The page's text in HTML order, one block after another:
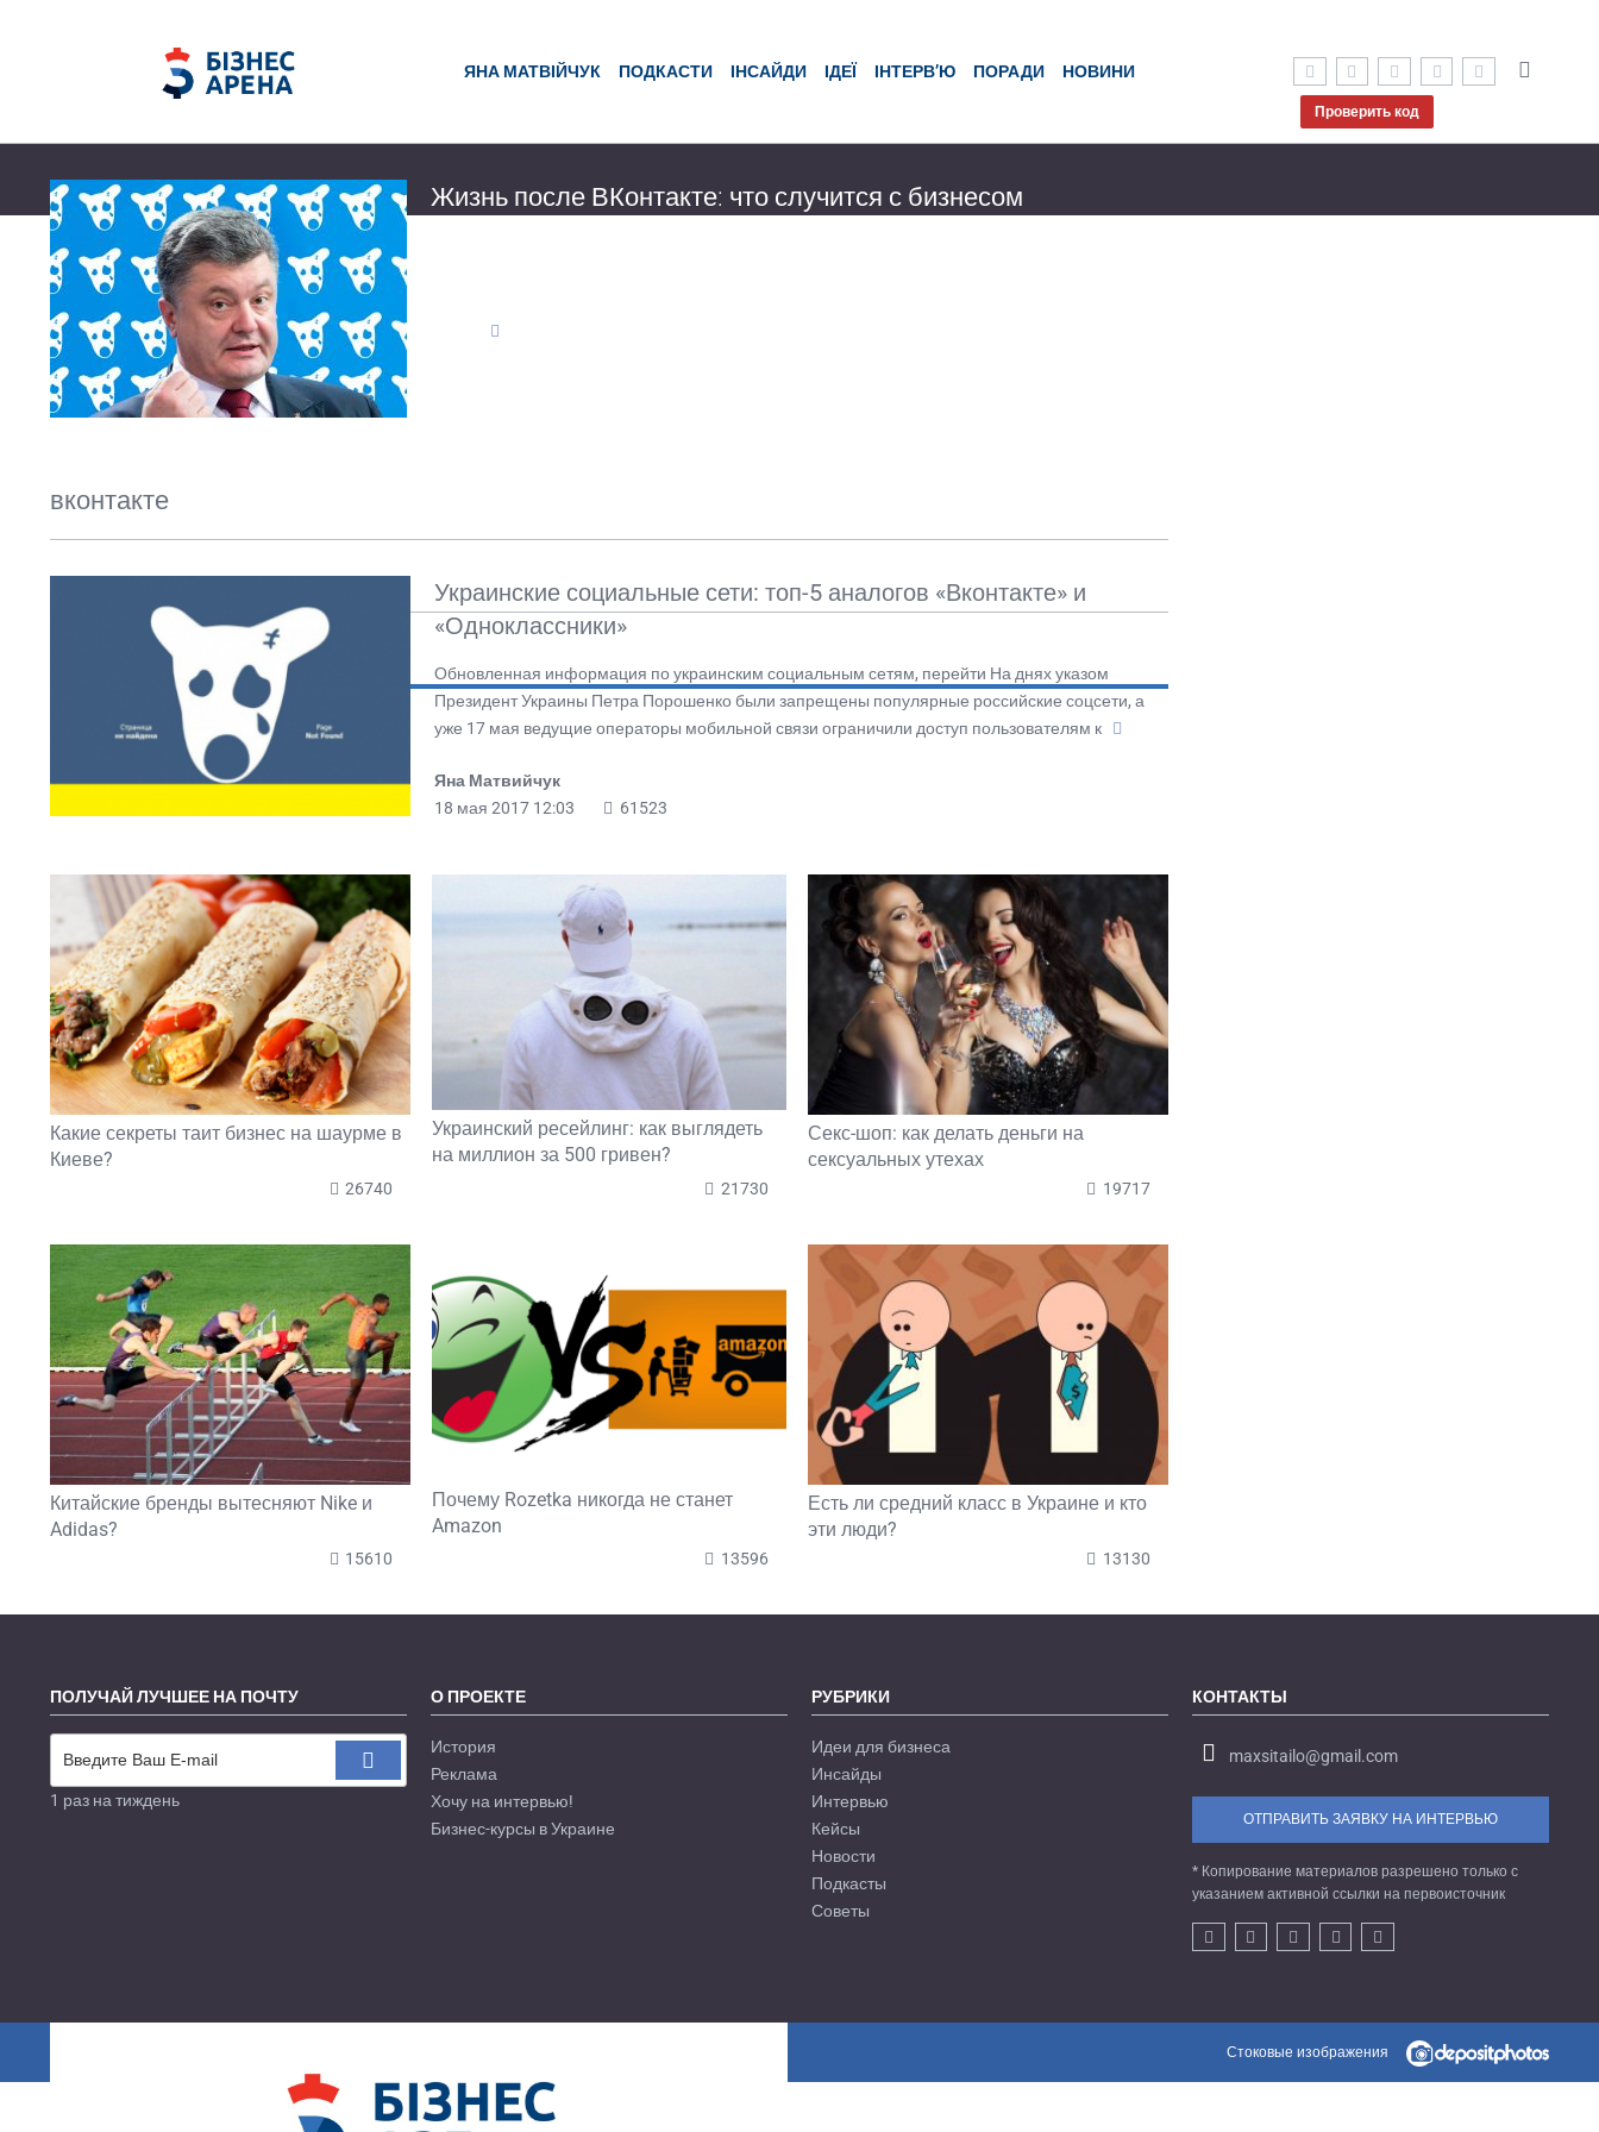
ЯНА МАТВІЙЧУК ПОДКАСТИ ІНСАЙДИ ІДЕЇ ІНТЕРВ’Ю ПОРАДИ НОВИНИ
Проверить код
Жизнь после ВКонтакте: что случится с бизнесом
вконтакте
Украинские социальные сети: топ-5 аналогов «Вконтакте» и
«Одноклассники»
Обновленная информация по украинским социальным сетям, перейти На днях указом
Президент Украины Петра Порошенко были запрещены популярные российские соцсети, а
уже 17 мая ведущие операторы мобильной связи ограничили доступ пользователям к
Яна Матвийчук
18 мая 2017 12:03
61523
Какие секреты таит бизнес на шаурме в
Киеве?
26740
Украинский ресейлинг: как выглядеть
на миллион за 500 гривен?
21730
Секс-шоп: как делать деньги на
сексуальных утехах
19717
Китайские бренды вытесняют Nike и
Adidas?
15610
Почему Rozetka никогда не станет
Amazon
13596
Есть ли средний класс в Украине и кто
эти люди?
13130
ПОЛУЧАЙ ЛУЧШЕЕ НА ПОЧТУ
1 раз на тиждень
О ПРОЕКТЕ
История
Реклама
Хочу на интервью!
Бизнес-курсы в Украине
РУБРИКИ
Идеи для бизнеса
Инсайды
Интервью
Кейсы
Новости
Подкасты
Советы
КОНТАКТЫ
maxsitailo@gmail.com
ОТПРАВИТЬ ЗАЯВКУ НА ИНТЕРВЬЮ
* Копирование материалов разрешено только с
указанием активной ссылки на первоисточник
Стоковые изображения